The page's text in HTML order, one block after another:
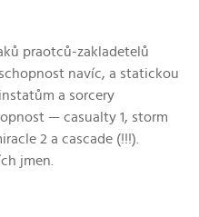
praotců-zakladetelů
navíc, a statickou
a sorcery
— casualty 1, storm
2 a cascade (!!!).
jmen.